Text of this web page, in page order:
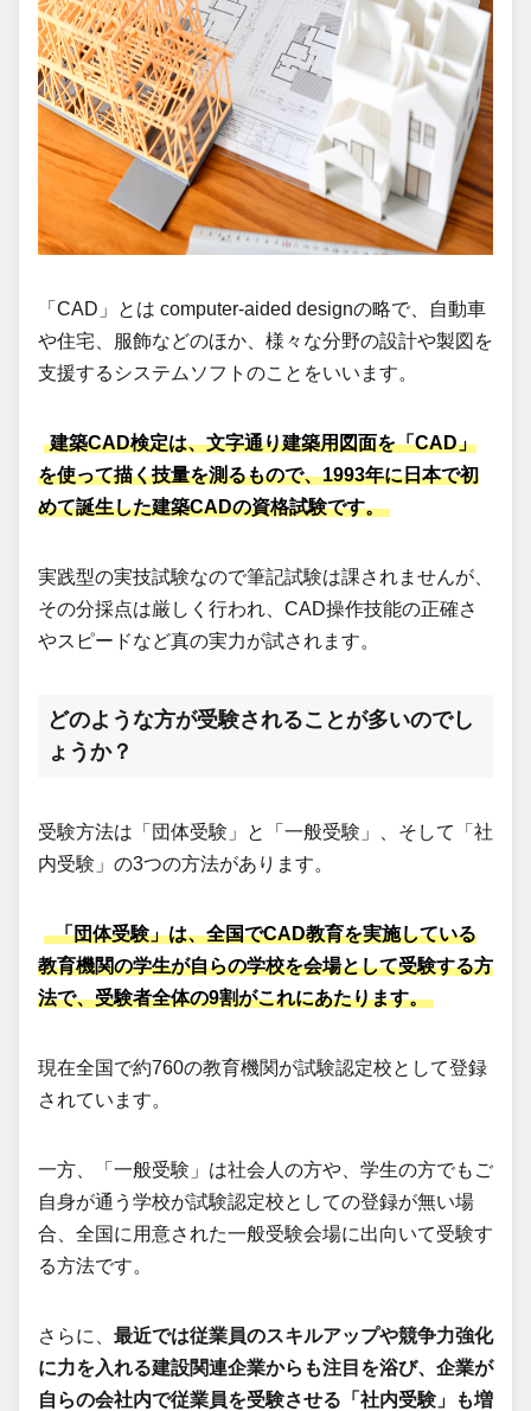
「CAD」とは computer-aided designの略で、自動車
や住宅、服飾などのほか、様々な分野の設計や製図を
支援するシステムソフトのことをいいます。
建築CAD検定は、文字通り建築用図面を「CAD」
を使って描く技量を測るもので、1993年に日本で初
めて誕生した建築CADの資格試験です。
実践型の実技試験なので筆記試験は課されませんが、
その分採点は厳しく行われ、CAD操作技能の正確さ
やスピードなど真の実力が試されます。
どのような方が受験されることが多いのでし
ょうか？
受験方法は「団体受験」と「一般受験」、そして「社
内受験」の3つの方法があります。
「団体受験」は、全国でCAD教育を実施している
教育機関の学生が自らの学校を会場として受験する方
法で、受験者全体の9割がこれにあたります。
現在全国で約760の教育機関が試験認定校として登録
されています。
一方、「一般受験」は社会人の方や、学生の方でもご
自身が通う学校が試験認定校としての登録が無い場
合、全国に用意された一般受験会場に出向いて受験す
る方法です。
さらに、 最近では従業員のスキルアップや競争力強化
に力を入れる建設関連企業からも注目を浴び、企業が
自らの会社内で従業員を受験させる「社内受験」も増